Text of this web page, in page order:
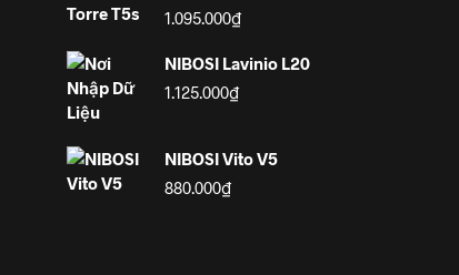
1.095.000₫
NIBOSI Lavinio L20
1.125.000₫
NIBOSI Vito V5
880.000₫